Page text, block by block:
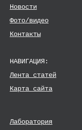
Новости
Фото/видео
Контакты
НАВИГАЦИЯ:
Лента статей
Карта сайта
Лаборатория